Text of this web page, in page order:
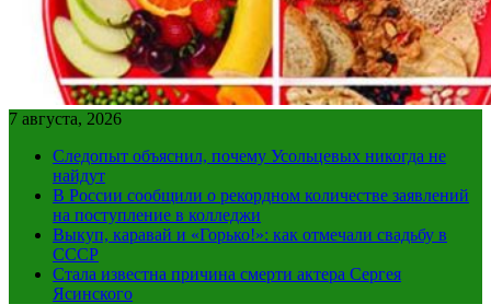
7 августа, 2026
Следопыт объяснил, почему Усольцевых никогда не
найдут
В России сообщили о рекордном количестве заявлений
на поступление в колледжи
Выкуп, каравай и «Горько!»: как отмечали свадьбу в
СССР
Стала известна причина смерти актера Сергея
Ясинского